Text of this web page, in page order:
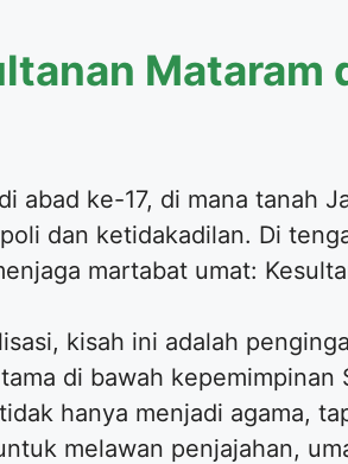
Mataram
abad ke-17, di mana tanah
dan ketidakadilan. Di
martabat umat:
kisah ini adalah
di bawah kepemimpinan
hanya menjadi agama,
melawan penjajahan,